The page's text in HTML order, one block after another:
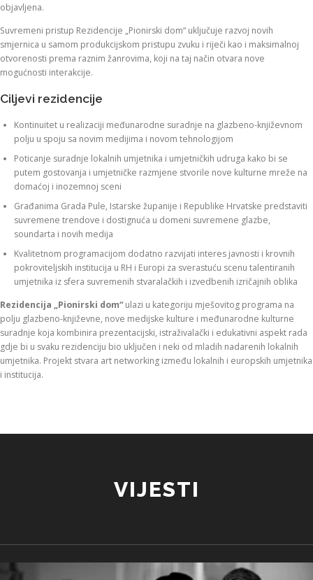
objavljena.
Suvremeni pristup Rezidencije „Pionirski dom“ uključuje razvoj novih
smjernica u samom produkcijskom pristupu zvuku i riječi kao i maksimalnoj
otvorenosti prema raznim žanrovima, koji na taj način otvara nove
mogućnosti interakcije.
Ciljevi rezidencije
Kontinuitet u realizaciji međunarodne suradnje na glazbeno-književnom
polju u spoju sa novim medijima i novom tehnologijom
Poticanje suradnje lokalnih umjetnika i umjetničkih udruga kako bi se
putem gostovanja i umjetničke razmjene stvorile nove kulturne mreže na
domaćoj i inozemnoj sceni
Građanima Grada Pule, Istarske županije i Republike Hrvatske predstaviti
suvremene trendove i dostignuća u domeni suvremene glazbe,
soundarta i novih medija
Kvalitetnom programacijom dodatno razvijati interes javnosti i krovnih
pokroviteljskih institucija u RH i Europi za sverastuću scenu talentiranih
umjetnika iz sfera suvremenih stvaralačkih i izvedbenih izričajnih oblika
Rezidencija „Pionirski dom“ulazi u kategoriju mješovitog programa na
polju glazbeno-književne, nove medijske kulture i međunarodne kulturne
suradnje koja kombinira prezentacijski, istraživalački i edukativni aspekt rada
gdje bi u svaku rezidenciju bio uključen i neki od mladih nadarenih lokalnih
umjetnika. Projekt stvara art networking između lokalnih i europskih umjetnika
i institucija.
VIJESTI